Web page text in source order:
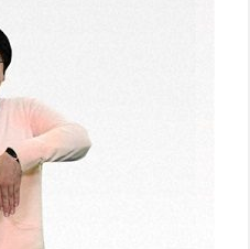
イ＝ラブ！げーみんぐ』＝LOV
藤樹愛羅＆佐々木舞香SPインタ
ー